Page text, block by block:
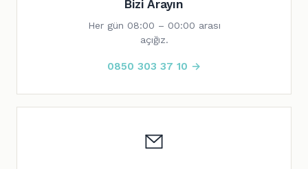
Bizi Arayın
Her gün 08:00 – 00:00 arası
açığız.
0850 303 37 10 →